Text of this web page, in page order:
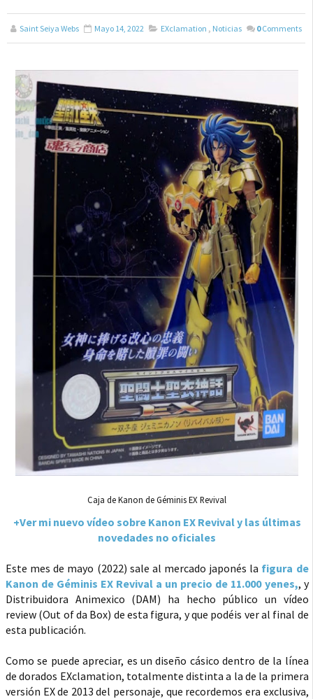
Saint Seiya Webs Mayo 14, 2022 EXclamation , Noticias 0 Comments
Caja de Kanon de Géminis EX Revival
+Ver mi nuevo vídeo sobre Kanon EX Revival y las últimas
novedades no oficiales
Este mes de mayo (2022) sale al mercado japonés la figura de
Kanon de Géminis EX Revival a un precio de 11.000 yenes,, y
Distribuidora Animexico (DAM) ha hecho público un vídeo
review (Out of da Box) de esta figura, y que podéis ver al final de
esta publicación.
Como se puede apreciar, es un diseño cásico dentro de la línea
de dorados EXclamation, totalmente distinta a la de la primera
versión EX de 2013 del personaje, que recordemos era exclusiva,